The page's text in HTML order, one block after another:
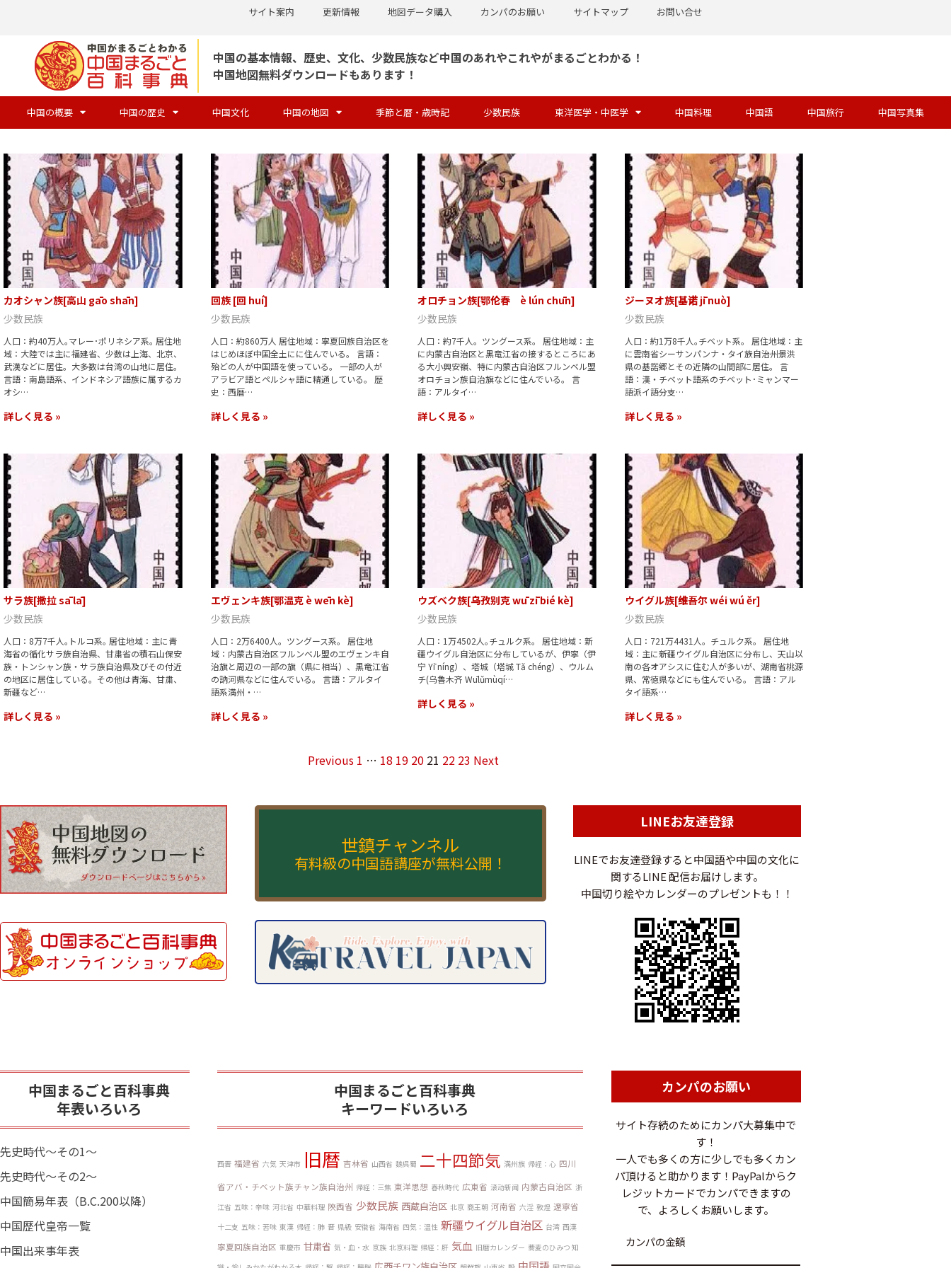
ン
ス
キ
ッ
プ
サイト案内 更新情報 地図データ購入 カンパのお願い サイトマップ お問い合せ
中国の基本情報、歴史、文化、少数民族など中国のあれやこれやがまるごとわかる！
中国地図無料ダウンロードもあります！
中国の概要 中国の歴史 中国文化 中国の地図 季節と暦・歳時記 少数民族 東洋医学・中医学 中国料理 中国語 中国旅行 中国写真集
カオシャン族[高山 gāo shān]
少数民族
人口：約40万人｡マレー･ポリネシア系｡ 居住地
域：大陸では主に福建省、少数は上海、北京、
武漢などに居住。大多数は台湾の山地に居住｡
言語：南島語系、インドネシア語族に属するカ
オシ…
詳しく見る »
回族 [回 huí]
少数民族
人口：約860万人 居住地域：寧夏回族自治区を
はじめほぼ中国全土にに住んでいる。 言語：
殆どの人が中国語を使っている。 一部の人が
アラビア語とペルシャ語に精通している。 歴
史：西暦…
詳しく見る »
オロチョン族[鄂伦春 è lún chūn]
少数民族
人口：約7千人。ツングース系。 居住地域：主
に内蒙古自治区と黒竜江省の接するところにあ
る大小興安嶺、特に内蒙古自治区フルンベル盟
オロチョン族自治旗などに住んでいる。 言
語：アルタイ…
詳しく見る »
ジーヌオ族[基诺 jī nuò]
少数民族
人口：約1万8千人｡チベット系。 居住地域：主
に雲南省シーサンパンナ・タイ族自治州景洪
県の基諾郷とその近隣の山間部に居住。 言
語：漢・チベット語系のチベット･ミャンマー
語派イ語分支…
詳しく見る »
サラ族[撒拉 sā lā]
少数民族
人口：8万7千人｡トルコ系｡ 居住地域：主に青
海省の循化サラ族自治県、甘粛省の積石山保安
族・トンシャン族・サラ族自治県及びその付近
の地区に居住している。その他は青海、甘粛、
新疆など…
詳しく見る »
エヴェンキ族[鄂温克 è wēn kè]
少数民族
人口：2万6400人。ツングース系。 居住地
域：内蒙古自治区フルンベル盟のエヴェンキ自
治旗と周辺の一部の旗（県に相当）、黒竜江省
の訥河県などに住んでいる。 言語：アルタイ
語系満州・…
詳しく見る »
ウズベク族[乌孜别克 wū zī bié kè]
少数民族
人口：1万4502人｡チュルク系。 居住地域：新
疆ウイグル自治区に分布しているが、伊寧（伊
宁 Yī níng）、塔城（塔城 Tǎ chéng）、ウルム
チ(乌鲁木齐 Wūlǔmùqí…
詳しく見る »
ウイグル族[维吾尔 wéi wú ěr]
少数民族
人口：721万4431人。チュルク系。 居住地
域：主に新疆ウイグル自治区に分布し、天山以
南の各オアシスに住む人が多いが、湖南省桃源
県、常徳県などにも住んでいる。 言語：アル
タイ語系…
詳しく見る »
Previous 1 … 18 19 20 21 22 23 Next
世鎮チャンネル
有料級の中国語講座が無料公開！
LINEお友達登録
LINEでお友達登録すると中国語や中国の文化に
関するLINE 配信お届けします。
中国切り絵やカレンダーのプレゼントも！！
中国まるごと百科事典
年表いろいろ
先史時代～その1～
先史時代～その2～
中国簡易年表（B.C.200以降）
中国歴代皇帝一覧
中国出来事年表
中国まるごと百科事典
キーワードいろいろ
西晋 福建省 六気 天津市 旧暦 吉林省 山西省 魏呉蜀 二十四節気 満州族 帰経：心 四川
省アバ・チベット族チャン族自治州 帰経：三焦 東洋思想 春秋時代 広東省 滚动新闻 内蒙古自治区 浙
江省 五味：辛味 河北省 中華料理 陝西省 少数民族 西蔵自治区 北京 商王朝 河南省 六淫 敦煌 遼寧省
十二支 五味：苦味 東漢 帰経：肺 晋 県級 安徽省 海南省 四気：温性 新疆ウイグル自治区 台湾 西漢
寧夏回族自治区 重慶市 甘粛省 気・血・水 京族 北京料理 帰経：肝 気血 旧暦カレンダー 蕎麦のひみつ 知
カンパのお願い
サイト存続のためにカンパ大募集中で
す！
一人でも多くの方に少しでも多くカン
パ頂けると助かります！PayPalからク
レジットカードでカンパできますの
で、よろしくお願いします。
カンパの金額